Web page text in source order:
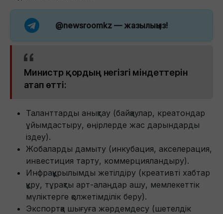
@newsroomkz — жазылыңыз!
Министр қордың негізгі міндеттерін
атап өтті:
Таланттарды анықтау (байқаулар, креатондар
ұйымдастыру, өңірлерде жас дарындарды
іздеу).
Жобаларды дамыту (инкубация, акселерация,
инвестиция тарту, коммерцияландыру).
Инфрақұрылымды жетілдіру (креативті хабтар
құру, тұрақты арт-алаңдар ашу, мемлекеттік
мүліктерге қолжетімділік беру).
Экспортқа шығуға жәрдемдесу (шетелдік